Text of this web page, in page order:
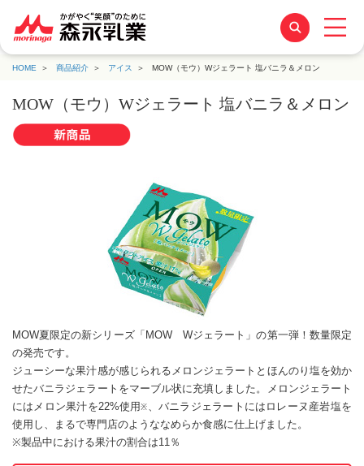
HOME 商品紹介 アイス MOW（モウ）Wジェラート 塩バニラ＆メロン
MOW（モウ）Wジェラート 塩バニラ＆メロン
MOW夏限定の新シリーズ「MOW Wジェラート」の第一弾！数量限定
の発売です。
ジューシーな果汁感が感じられるメロンジェラートとほんのり塩を効か
せたバニラジェラートをマーブル状に充填しました。
メロンジェラート
にはメロン果汁を22%使用※、 バニラジェラートにはロレーヌ産岩塩を
使用し、
まるで専門店のようななめらか食感に仕上げました。
※製品中における果汁の割合は11％